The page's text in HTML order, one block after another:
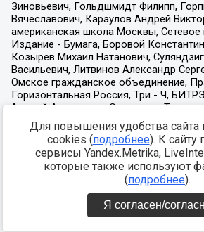
Для повышения удобства
cookies (подробнее). К
сервисы Yandex.Metrika,
которые также используют
(подробнее).
Я согласен/